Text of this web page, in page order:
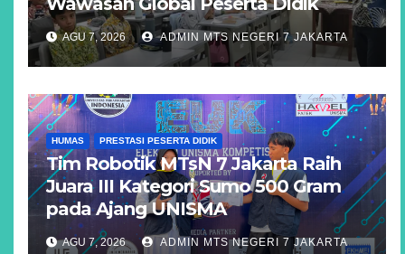
AGU 7, 2026 ADMIN MTS NEGERI 7 JAKARTA
HUMAS PRESTASI PESERTA DIDIK
Tim Robotik MTsN 7 Jakarta Raih
Juara III Kategori Sumo 500 Gram
pada Ajang UNISMA
AGU 7, 2026 ADMIN MTS NEGERI 7 JAKARTA